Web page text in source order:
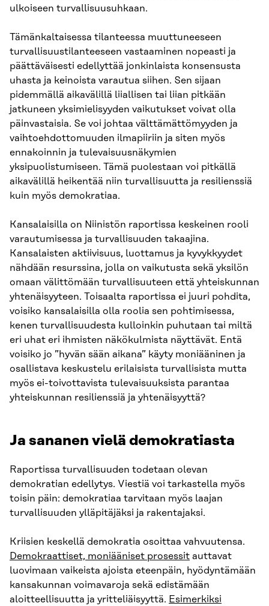
ulkoiseen turvallisuusuhkaan.
Tämänkaltaisessa tilanteessa muuttuneeseen
turvallisuustilanteeseen vastaaminen nopeasti ja
päättäväisesti edellyttää jonkinlaista konsensusta
uhasta ja keinoista varautua siihen. Sen sijaan
pidemmällä aikavälillä liiallisen tai liian pitkään
jatkuneen yksimielisyyden vaikutukset voivat olla
päinvastaisia. Se voi johtaa välttämättömyyden ja
vaihtoehdottomuuden ilmapiiriin ja siten myös
ennakoinnin ja tulevaisuusnäkymien
yksipuolistumiseen. Tämä puolestaan voi pitkällä
aikavälillä heikentää niin turvallisuutta ja resilienssiä
kuin myös demokratiaa.
Kansalaisilla on Niinistön raportissa keskeinen rooli
varautumisessa ja turvallisuuden takaajina.
Kansalaisten aktiivisuus, luottamus ja kyvykkyydet
nähdään resurssina, jolla on vaikutusta sekä yksilön
omaan välittömään turvallisuuteen että yhteiskunnan
yhtenäisyyteen. Toisaalta raportissa ei juuri pohdita,
voisiko kansalaisilla olla roolia sen pohtimisessa,
kenen turvallisuudesta kulloinkin puhutaan tai miltä
eri uhat eri ihmisten näkökulmista näyttävät. Entä
voisiko jo ”hyvän sään aikana” käyty moniääninen ja
osallistava keskustelu erilaisista turvallisista mutta
myös ei-toivottavista tulevaisuuksista parantaa
yhteiskunnan resilienssiä ja yhtenäisyyttä?
Ja sananen vielä demokratiasta
Raportissa turvallisuuden todetaan olevan
demokratian edellytys. Viestiä voi tarkastella myös
toisin päin: demokratiaa tarvitaan myös laajan
turvallisuuden ylläpitäjäksi ja rakentajaksi.
Kriisien keskellä demokratia osoittaa vahvuutensa.
Demokraattiset, moniääniset prosessit auttavat
luovimaan vaikeista ajoista eteenpäin, hyödyntämään
kansakunnan voimavaroja sekä edistämään
aloitteellisuutta ja yritteliäisyyttä. Esimerkiksi